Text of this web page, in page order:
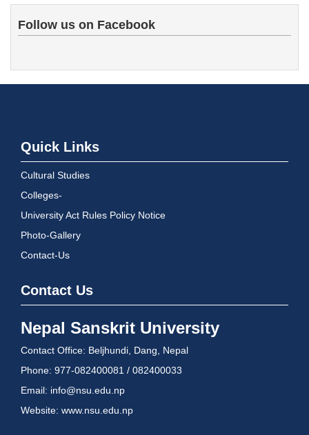
Follow us on Facebook
Quick Links
Cultural Studies
Colleges-
University Act Rules Policy Notice
Photo-Gallery
Contact-Us
Contact Us
Nepal Sanskrit University
Contact Office: Beljhundi, Dang, Nepal
Phone: 977-082400081 / 082400033
Email: info@nsu.edu.np
Website: www.nsu.edu.np